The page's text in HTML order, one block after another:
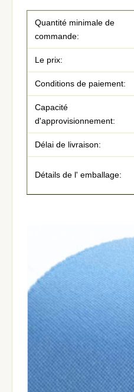
Quantité minimale de
commande:
Le prix:
Conditions de paiement:
Capacité
d'approvisionnement:
Délai de livraison:
Détails de l' emballage: